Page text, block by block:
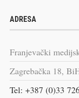
ADRESA
Franjevački
Zagrebačka 18,
Tel: +387 (0)33